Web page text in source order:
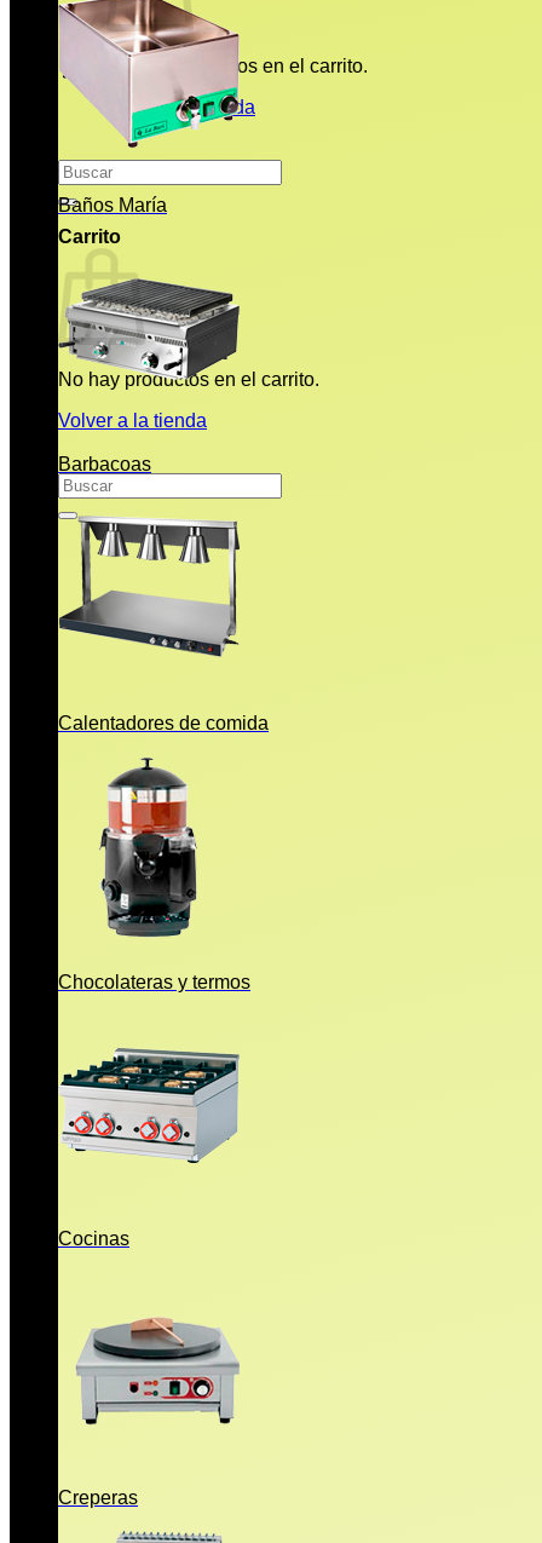
No hay productos en el carrito.
Volver a la tienda
Buscar
por:
Carrito
No hay productos en el carrito.
Volver a la tienda
Buscar
por:
Baños María
Barbacoas
Calentadores de comida
Chocolateras y termos
Cocinas
Creperas